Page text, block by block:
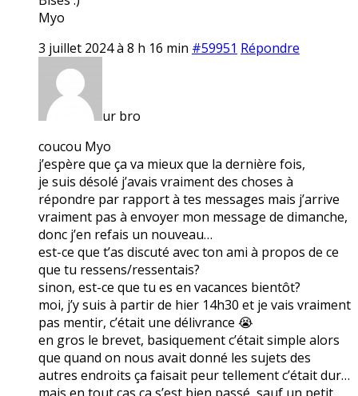
Myo
3 juillet 2024 à 8 h 16 min #59951 Répondre
ur bro
coucou Myo
j’espère que ça va mieux que la dernière fois,
je suis désolé j’avais vraiment des choses à
répondre par rapport à tes messages mais j’arrive
vraiment pas à envoyer mon message de dimanche,
donc j’en refais un nouveau…
est-ce que t’as discuté avec ton ami à propos de ce
que tu ressens/ressentais?
sinon, est-ce que tu es en vacances bientôt?
moi, j’y suis à partir de hier 14h30 et je vais vraiment
pas mentir, c’était une délivrance 😭
en gros le brevet, basiquement c’était simple alors
que quand on nous avait donné les sujets des
autres endroits ça faisait peur tellement c’était dur…